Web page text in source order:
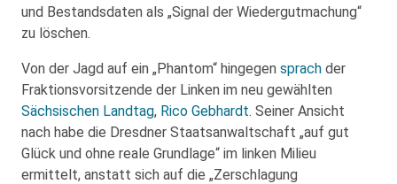
und Bestandsdaten als „Signal der Wiedergutmachung“
zu löschen.
Von der Jagd auf ein „Phantom“ hingegen sprach der
Fraktionsvorsitzende der Linken im neu gewählten
Sächsischen Landtag, Rico Gebhardt. Seiner Ansicht
nach habe die Dresdner Staatsanwaltschaft „auf gut
Glück und ohne reale Grundlage“ im linken Milieu
ermittelt, anstatt sich auf die „Zerschlagung